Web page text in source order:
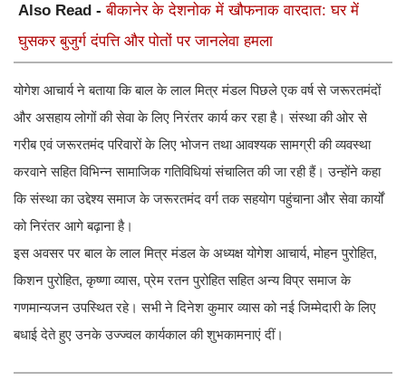
Also Read -बीकानेर के देशनोक में खौफनाक वारदात: घर में
घुसकर बुजुर्ग दंपत्ति और पोतों पर जानलेवा हमला
योगेश आचार्य ने बताया कि बाल के लाल मित्र मंडल पिछले एक वर्ष से जरूरतमंदों
और असहाय लोगों की सेवा के लिए निरंतर कार्य कर रहा है। संस्था की ओर से
गरीब एवं जरूरतमंद परिवारों के लिए भोजन तथा आवश्यक सामग्री की व्यवस्था
करवाने सहित विभिन्न सामाजिक गतिविधियां संचालित की जा रही हैं। उन्होंने कहा
कि संस्था का उद्देश्य समाज के जरूरतमंद वर्ग तक सहयोग पहुंचाना और सेवा कार्यों
को निरंतर आगे बढ़ाना है।
इस अवसर पर बाल के लाल मित्र मंडल के अध्यक्ष योगेश आचार्य, मोहन पुरोहित,
किशन पुरोहित, कृष्णा व्यास, प्रेम रतन पुरोहित सहित अन्य विप्र समाज के
गणमान्यजन उपस्थित रहे। सभी ने दिनेश कुमार व्यास को नई जिम्मेदारी के लिए
बधाई देते हुए उनके उज्ज्वल कार्यकाल की शुभकामनाएं दीं।